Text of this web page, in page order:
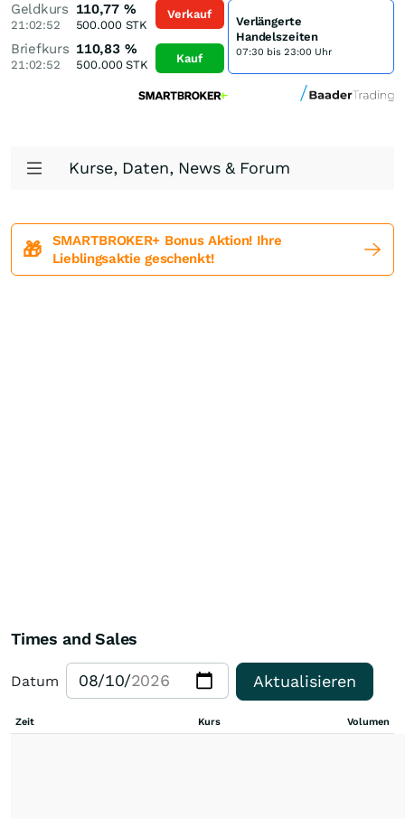
Geldkurs
21:02:52
110,77 %
500.000STK
Briefkurs
21:02:52
110,83 %
500.000STK
Verkauf
Kauf
Verlängerte
Handelszeiten
07:30 bis 23:00 Uhr
Kurse, Daten, News & Forum
🎁
SMARTBROKER+ Bonus Aktion! Ihre
Lieblingsaktie geschenkt!
Times and Sales
Datum Aktualisieren
Zeit Kurs Volumen